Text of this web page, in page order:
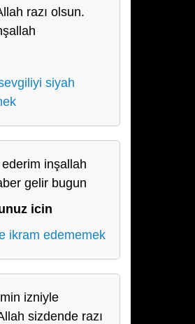
razı olsun.
siyah
inşallah
gelir bugun
icin
ikram edememek
izniyle
sizdende razı